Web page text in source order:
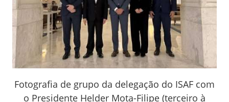
Fotografia de grupo da delegação do ISAF com
o Presidente Helder Mota-Filipe (terceiro à